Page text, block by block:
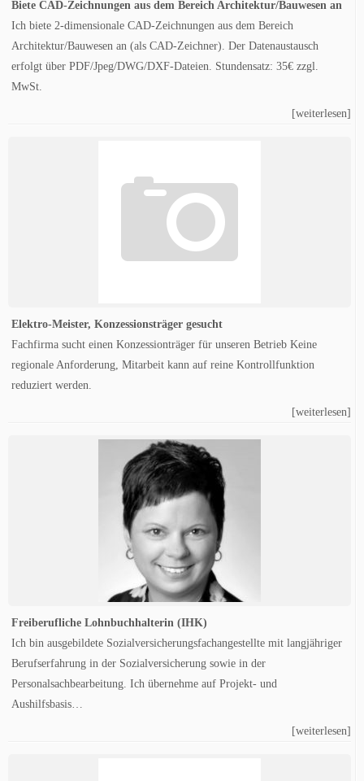
Biete CAD-Zeichnungen aus dem Bereich Architektur/Bauwesen an
Ich biete 2-dimensionale CAD-Zeichnungen aus dem Bereich
Architektur/Bauwesen an (als CAD-Zeichner). Der Datenaustausch
erfolgt über PDF/Jpeg/DWG/DXF-Dateien. Stundensatz: 35€ zzgl.
MwSt.
[weiterlesen]
Elektro-Meister, Konzessionsträger gesucht
Fachfirma sucht einen Konzessionträger für unseren Betrieb Keine
regionale Anforderung, Mitarbeit kann auf reine Kontrollfunktion
reduziert werden.
[weiterlesen]
Freiberufliche Lohnbuchhalterin (IHK)
Ich bin ausgebildete Sozialversicherungsfachangestellte mit langjähriger
Berufserfahrung in der Sozialversicherung sowie in der
Personalsachbearbeitung. Ich übernehme auf Projekt- und
Aushilfsbasis…
[weiterlesen]